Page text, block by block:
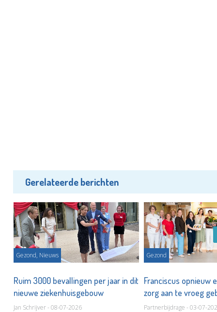
Gerelateerde berichten
Gezond, Nieuws
Ruim 3000 bevallingen per jaar in dit
nieuwe ziekenhuisgebouw
Jan Schrijver - 08-07-2026
Gezond
Franciscus opnieuw
zorg aan te vroeg
Partnerbijdrage - 03-07-